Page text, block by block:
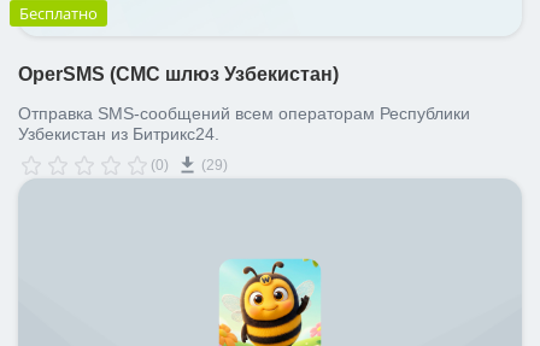
Бесплатно
OperSMS (СМС шлюз Узбекистан)
Отправка SMS-сообщений всем операторам Республики
Узбекистан из Битрикс24.
(0) (29)